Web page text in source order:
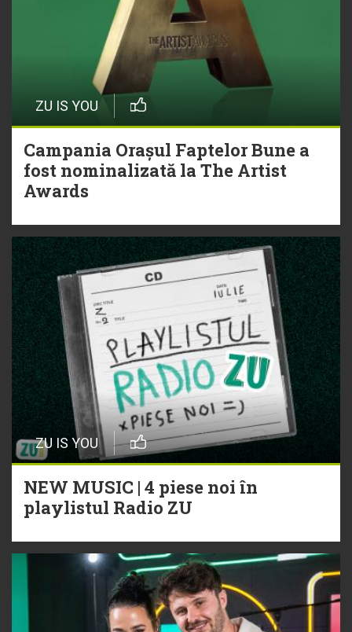
ZU IS YOU
Campania Orașul Faptelor Bune a
fost nominalizată la The Artist
Awards
ZU IS YOU
NEW MUSIC | 4 piese noi în
playlistul Radio ZU